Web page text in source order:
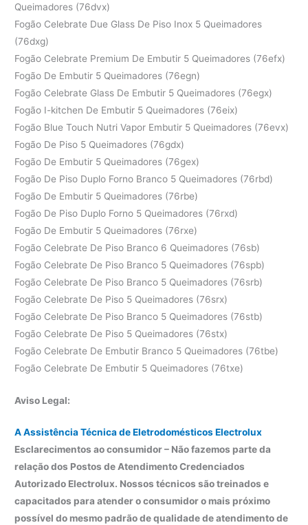
Queimadores (76dvx)
Fogão Celebrate Due Glass De Piso Inox 5 Queimadores
(76dxg)
Fogão Celebrate Premium De Embutir 5 Queimadores (76efx)
Fogão De Embutir 5 Queimadores (76egn)
Fogão Celebrate Glass De Embutir 5 Queimadores (76egx)
Fogão I-kitchen De Embutir 5 Queimadores (76eix)
Fogão Blue Touch Nutri Vapor Embutir 5 Queimadores (76evx)
Fogão De Piso 5 Queimadores (76gdx)
Fogão De Embutir 5 Queimadores (76gex)
Fogão De Piso Duplo Forno Branco 5 Queimadores (76rbd)
Fogão De Embutir 5 Queimadores (76rbe)
Fogão De Piso Duplo Forno 5 Queimadores (76rxd)
Fogão De Embutir 5 Queimadores (76rxe)
Fogão Celebrate De Piso Branco 6 Queimadores (76sb)
Fogão Celebrate De Piso Branco 5 Queimadores (76spb)
Fogão Celebrate De Piso Branco 5 Queimadores (76srb)
Fogão Celebrate De Piso 5 Queimadores (76srx)
Fogão Celebrate De Piso Branco 5 Queimadores (76stb)
Fogão Celebrate De Piso 5 Queimadores (76stx)
Fogão Celebrate De Embutir Branco 5 Queimadores (76tbe)
Fogão Celebrate De Embutir 5 Queimadores (76txe)
Aviso Legal:
A Assistência Técnica de Eletrodomésticos Electrolux
Esclarecimentos ao consumidor – Não fazemos parte da
relação dos Postos de Atendimento Credenciados
Autorizado Electrolux. Nossos técnicos são treinados e
capacitados para atender o consumidor o mais próximo
possível do mesmo padrão de qualidade de atendimento de